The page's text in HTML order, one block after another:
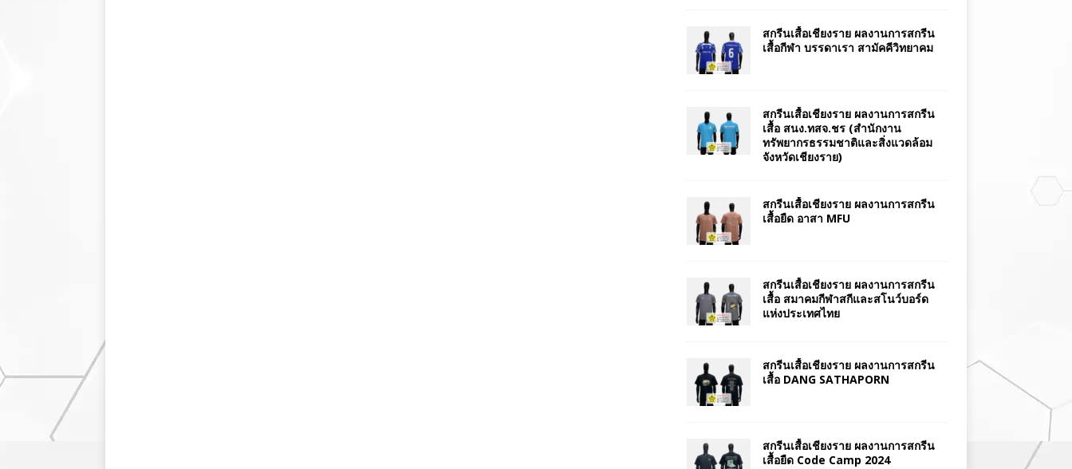
สกรีนเสื้อเชียงราย ผลงานการสกรีน
เสื้อกีฬา บรรดาเรา สามัคคีวิทยาคม
สกรีนเสื้อเชียงราย ผลงานการสกรีน
เสื้อ สนง.ทสจ.ชร (สำนักงาน
ทรัพยากรธรรมชาติและสิ่งแวดล้อม
จังหวัดเชียงราย)
สกรีนเสื้อเชียงราย ผลงานการสกรีน
เสื้อยืด อาสา MFU
สกรีนเสื้อเชียงราย ผลงานการสกรีน
เสื้อ สมาคมกีฬาสกีและสโนว์บอร์ด
แห่งประเทศไทย
สกรีนเสื้อเชียงราย ผลงานการสกรีน
เสื้อ DANG SATHAPORN
สกรีนเสื้อเชียงราย ผลงานการสกรีน
เสื้อยืด Code Camp 2024